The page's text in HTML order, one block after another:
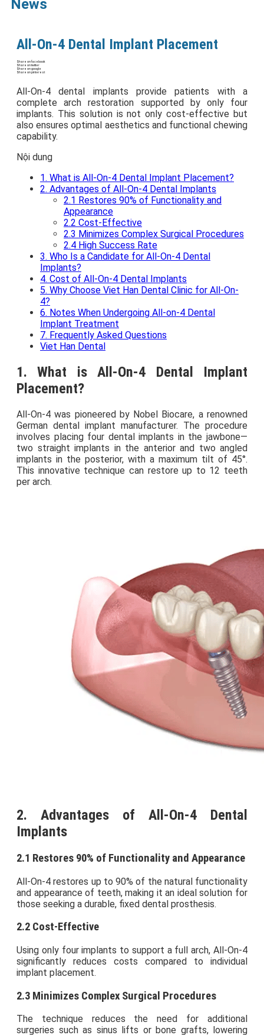
News
All-On-4 Dental Implant Placement
Share on facebook
Share on twitter
Share on google
Share on pinterest
All-On-4 dental implants provide patients with a
complete arch restoration supported by only four
implants. This solution is not only cost-effective but
also ensures optimal aesthetics and functional chewing
capability.
Nội dung
1. What is All-On-4 Dental Implant Placement?
2. Advantages of All-On-4 Dental Implants
2.1 Restores 90% of Functionality and
Appearance
2.2 Cost-Effective
2.3 Minimizes Complex Surgical Procedures
2.4 High Success Rate
3. Who Is a Candidate for All-On-4 Dental
Implants?
4. Cost of All-On-4 Dental Implants
5. Why Choose Viet Han Dental Clinic for All-On-
4?
6. Notes When Undergoing All-on-4 Dental
Implant Treatment
7. Frequently Asked Questions
Viet Han Dental
1. What is All-On-4 Dental Implant
Placement?
All-On-4 was pioneered by Nobel Biocare, a renowned
German dental implant manufacturer. The procedure
involves placing four dental implants in the jawbone—
two straight implants in the anterior and two angled
implants in the posterior, with a maximum tilt of 45°.
This innovative technique can restore up to 12 teeth
per arch.
2. Advantages of All-On-4 Dental
Implants
2.1 Restores 90% of Functionality and Appearance
All-On-4 restores up to 90% of the natural functionality
and appearance of teeth, making it an ideal solution for
those seeking a durable, fixed dental prosthesis.
2.2 Cost-Effective
Using only four implants to support a full arch, All-On-4
significantly reduces costs compared to individual
implant placement.
2.3 Minimizes Complex Surgical Procedures
The technique reduces the need for additional
surgeries such as sinus lifts or bone grafts, lowering